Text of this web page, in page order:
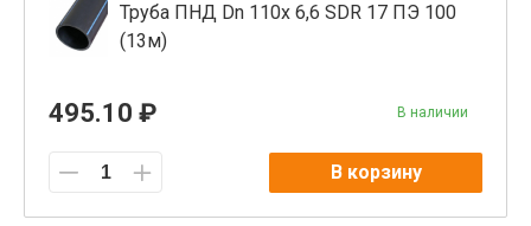
Труба ПНД Dn 110x 6,6 SDR 17 ПЭ 100
(13м)
495.10 ₽ В наличии
В корзину